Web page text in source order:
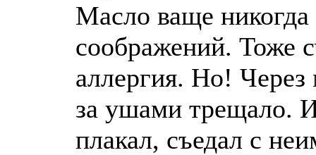
Масло ваще
соображений. Тоже
аллергия. Но! Через
за ушами трещало. И
плакал, съедал с